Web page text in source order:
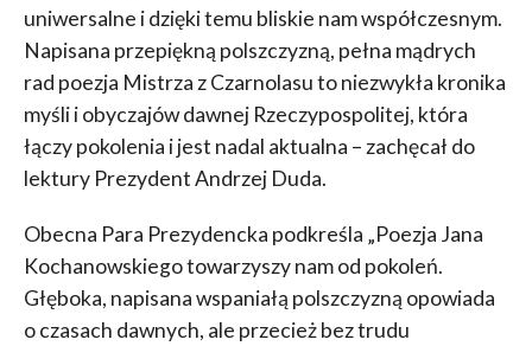
uniwersalne i dzięki temu bliskie nam współczesnym.
Napisana przepiękną polszczyzną, pełna mądrych
rad poezja Mistrza z Czarnolasu to niezwykła kronika
myśli i obyczajów dawnej Rzeczypospolitej, która
łączy pokolenia i jest nadal aktualna – zachęcał do
lektury Prezydent Andrzej Duda.
Obecna Para Prezydencka podkreśla „Poezja Jana
Kochanowskiego towarzyszy nam od pokoleń.
Głęboka, napisana wspaniałą polszczyzną opowiada
o czasach dawnych, ale przecież bez trudu